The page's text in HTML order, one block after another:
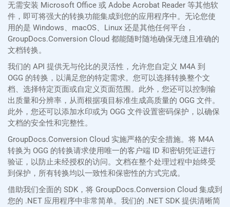
无需安装 Microsoft Office 或 Adobe Acrobat Reader 等其他软
件，即可将强大的转换功能集成到您的应用程序中。无论您使
用的是 Windows、macOS、Linux 还是其他任何平台，
GroupDocs.Conversion Cloud 都能随时随地确保无缝且准确的
文档转换。
我们的 API 提供无与伦比的灵活性，允许您自定义 M4A 到
OGG 的转换，以满足您的特定需求。您可以选择转换整个文
档、选择特定页面或自定义页面范围。此外，您还可以控制输
出质量和分辨率，从而根据项目标准生成高质量的 OGG 文件。
此外，您还可以添加水印或为 OGG 文件设置密码保护，以确保
文档的安全性和完整性。
GroupDocs.Conversion Cloud 实施严格的安全措施。将 M4A
转换为 OGG 的转换请求使用唯一的客户端 ID 和密钥凭证进行
验证，以防止未经授权的访问。文档在整个处理过程中始终受
到保护，所有转换均以一致性和保密性的方式完成。
借助我们全面的 SDK，将 GroupDocs.Conversion Cloud 集成到
您的 .NET 应用程序中非常简单。我们的 .NET SDK 提供清晰简